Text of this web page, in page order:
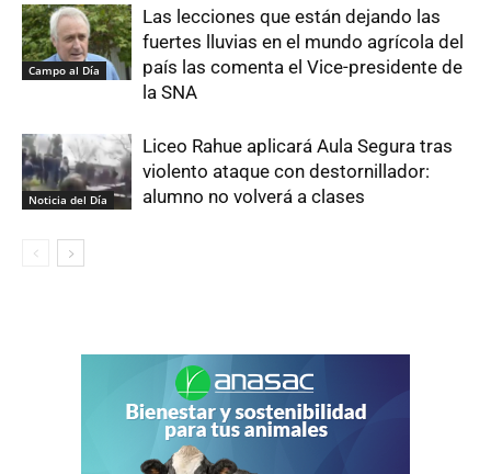
Campo al Día
Las lecciones que están dejando las
fuertes lluvias en el mundo agrícola del
país las comenta el Vice-presidente de
la SNA
Noticia del Día
Liceo Rahue aplicará Aula Segura tras
violento ataque con destornillador:
alumno no volverá a clases